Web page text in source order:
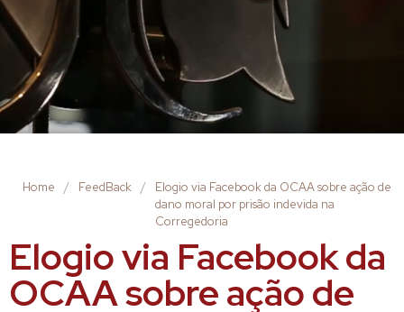
Home / FeedBack /
Elogio via Facebook da OCAA sobre ação de
dano moral por prisão indevida na
Corregedoria
Elogio via Facebook da
OCAA sobre ação de